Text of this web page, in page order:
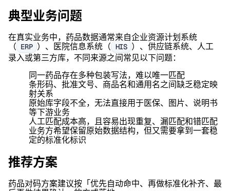
典型业务问题
在真实业务中，药品数据通常来自企业资源计划系统
（ ERP ）、医院信息系统（ HIS ）、供应链系统、人工
录入或第三方库，不同来源之间常见以下问题：
同一药品存在多种包装写法，难以唯一匹配
条形码、批准文号、商品名和通用名之间缺乏稳定映
射关系
原始库字段不全，无法直接用于医保、图片、说明书
等下游业务
人工匹配成本高，且容易出现重复、漏匹配和错匹配
业务方希望保留原始数据结构，但又需要拿到一套稳
定的标准化标识
推荐方案
药品对码方案建议按「优先自动命中、再做标准化补齐、最